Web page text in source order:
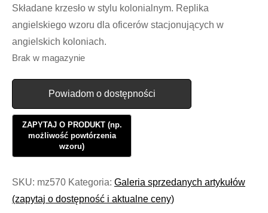
Składane krzesło w stylu kolonialnym. Replika
angielskiego wzoru dla oficerów stacjonujących w
angielskich koloniach.
Brak w magazynie
Powiadom o dostępności
SKU: mz570 Kategoria: Galeria sprzedanych artykułów
(zapytaj o dostępność i aktualne ceny)